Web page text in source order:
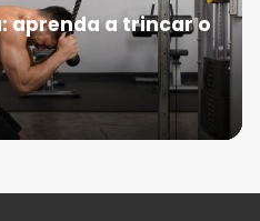
aprenda a trincar o